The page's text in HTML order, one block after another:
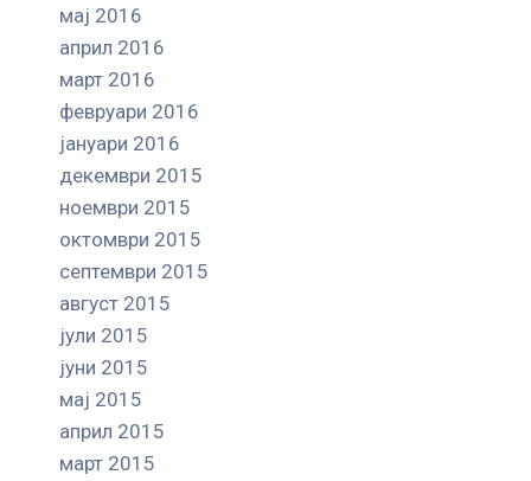
мај 2016
април 2016
март 2016
февруари 2016
јануари 2016
декември 2015
ноември 2015
октомври 2015
септември 2015
август 2015
јули 2015
јуни 2015
мај 2015
април 2015
март 2015